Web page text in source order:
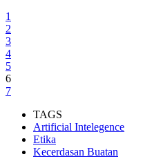
1
2
3
4
5
6
7
TAGS
Artificial Intelegence
Etika
Kecerdasan Buatan